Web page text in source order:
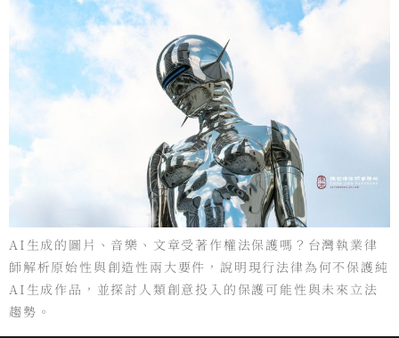
AI生成的圖片、音樂、文章受著作權法保護嗎？台灣執業律
師解析原始性與創造性兩大要件，說明現行法律為何不保護純
AI生成作品，並探討人類創意投入的保護可能性與未來立法
趨勢。